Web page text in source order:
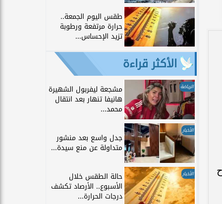
طقس اليوم الجمعة..
حرارة مرتفعة ورطوبة
تزيد الإحساس...
الأكثر قراءة
الرياضة مشجعة ليفربول الشهيرة
هانيفا تنهار بعد انتقال
محمد...
الأخبار
جدل واسع بعد منشور
متداولة عن منع سيدة...
الأخبار حالة الطقس خلال
الأسبوع.. الأرصاد تكشف
درجات الحرارة...